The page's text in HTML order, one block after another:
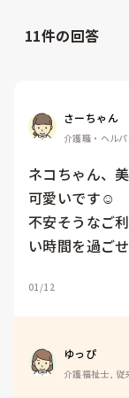
11件の回答
さーちゃん
介護職・ヘル
ネコちゃん、
可愛いです☺️
不安そうなご
い時間を過ご
01/12
ゆっぴ
介護福祉士, 従